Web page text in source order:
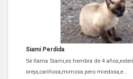
Siami Perdida
Se llama Siami,es hembra de 4
oreja,cariñosa,mimosa pero miedosa,e...